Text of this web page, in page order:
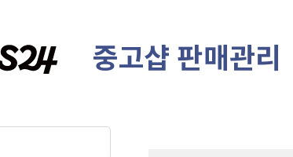
중고샵 판매관리